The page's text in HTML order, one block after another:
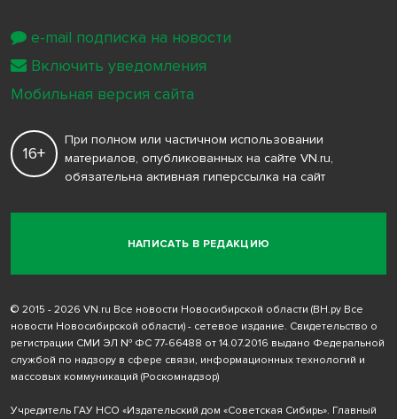
НАПИСАТЬ В РЕДАКЦИЮ
16+
При полном или частичном использовании
материалов, опубликованных на сайте VN.ru,
обязательна активная гиперссылка на сайт
© 2015 - 2026 VN.ru Все новости Новосибирской области (ВН.ру Все
новости Новосибирской области) - сетевое издание. Свидетельство о
регистрации СМИ ЭЛ № ФС 77-66488 от 14.07.2016 выдано Федеральной
службой по надзору в сфере связи, информационных технологий и
массовых коммуникаций (Роскомнадзор)
Учредитель ГАУ НСО «Издательский дом «Советская Сибирь». Главный
e-mail подписка на новости
Включить уведомления
Мобильная версия сайта